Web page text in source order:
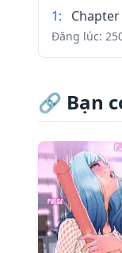
1: Chapter
Đăng lúc:
0: Chapter
Đăng lúc:
🔗 Bạn